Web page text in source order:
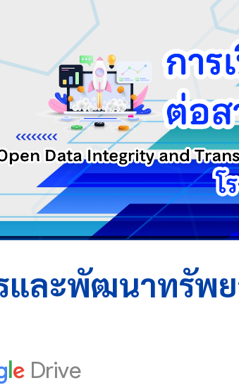
Skip to navigation
และพัฒนาทรัพ